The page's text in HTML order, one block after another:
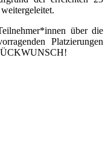
über die
Platzierungen